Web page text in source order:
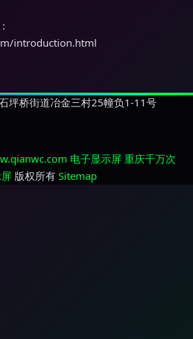
introduction.html
坪桥街道冶金三村25幢负1-11号
电子显示屏 重庆千万次
版权所有 Sitemap